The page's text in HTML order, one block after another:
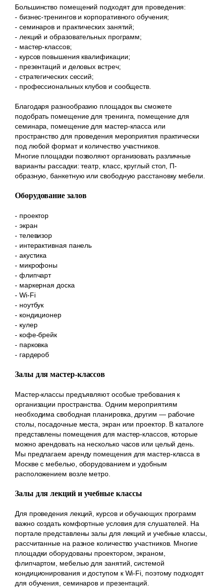
Большинство помещений подходят для проведения:
- бизнес-тренингов и корпоративного обучения;
- семинаров и практических занятий;
- лекций и образовательных программ;
- мастер-классов;
- курсов повышения квалификации;
- презентаций и деловых встреч;
- стратегических сессий;
- профессиональных клубов и сообществ.
Благодаря разнообразию площадок вы сможете
подобрать помещение для тренинга, помещение для
семинара, помещение для мастер-класса или
пространство для проведения мероприятия практически
под любой формат и количество участников.
Многие площадки позволяют организовать различные
варианты рассадки: театр, класс, круглый стол, П-
образную, банкетную или свободную расстановку мебели.
Оборудование залов
- проектор
- экран
- телевизор
- интерактивная панель
- акустика
- микрофоны
- флипчарт
- маркерная доска
- Wi-Fi
- ноутбук
- кондиционер
- кулер
- кофе-брейк
- парковка
- гардероб
Залы для мастер-классов
Мастер-классы предъявляют особые требования к
организации пространства. Одним мероприятиям
необходима свободная планировка, другим — рабочие
столы, посадочные места, экран или проектор. В каталоге
представлены помещения для мастер-классов, которые
можно арендовать на несколько часов или целый день.
Мы предлагаем аренду помещения для мастер-класса в
Москве с мебелью, оборудованием и удобным
расположением возле метро.
Залы для лекций и учебные классы
Для проведения лекций, курсов и обучающих программ
важно создать комфортные условия для слушателей. На
портале представлены залы для лекций и учебные классы,
рассчитанные на разное количество участников. Многие
площадки оборудованы проектором, экраном,
флипчартом, мебелью для занятий, системой
кондиционирования и доступом к Wi-Fi, поэтому подходят
для обучения, семинаров и презентаций.